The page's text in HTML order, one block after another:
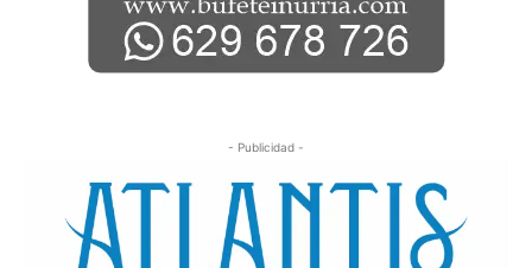
- Publicidad -